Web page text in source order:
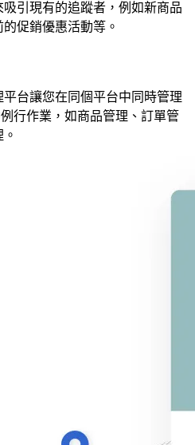
引現有的追蹤者，例如新商品
促銷優惠活動等。
台讓您在同個平台中同時管理
例行作業，如商品管理、訂單管